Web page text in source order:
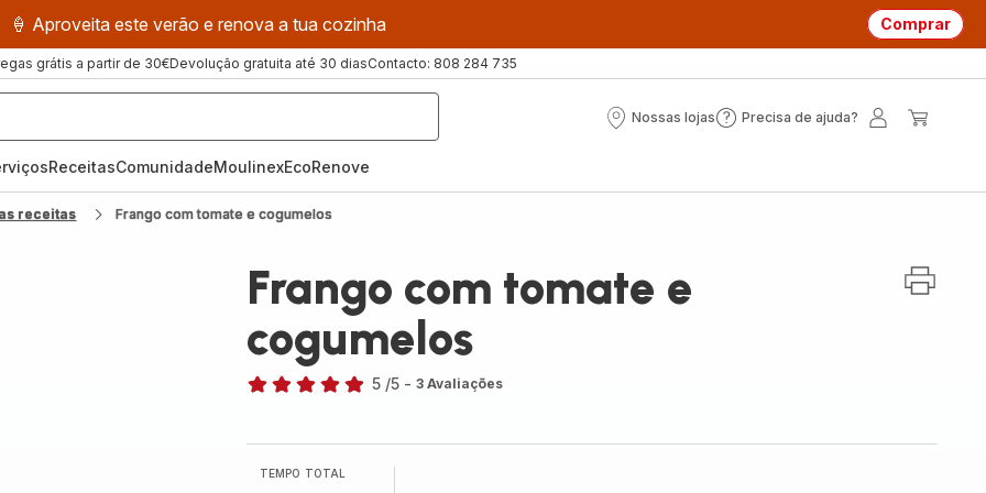
🍦 Aproveita este verão e renova a tua cozinha Comprar
grátis a partir de 30€Devolução gratuita até 30 diasContacto: 808 284 735
Nossas lojas
Nossas
Precisa de ajuda?
Precisa
ReceitasComunidadeMoulinexEcoRenove
receitas Frango com tomate e cogumelos
Frango com tomate e
cogumelos
cinco
estrelas
5 /5 - 3 Avaliações
TEMPO TOTAL